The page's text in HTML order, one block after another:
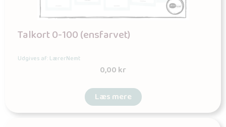
Talkort 0-100 (ensfarvet)
Udgives af: LærerNemt
0,00kr
Læs mere